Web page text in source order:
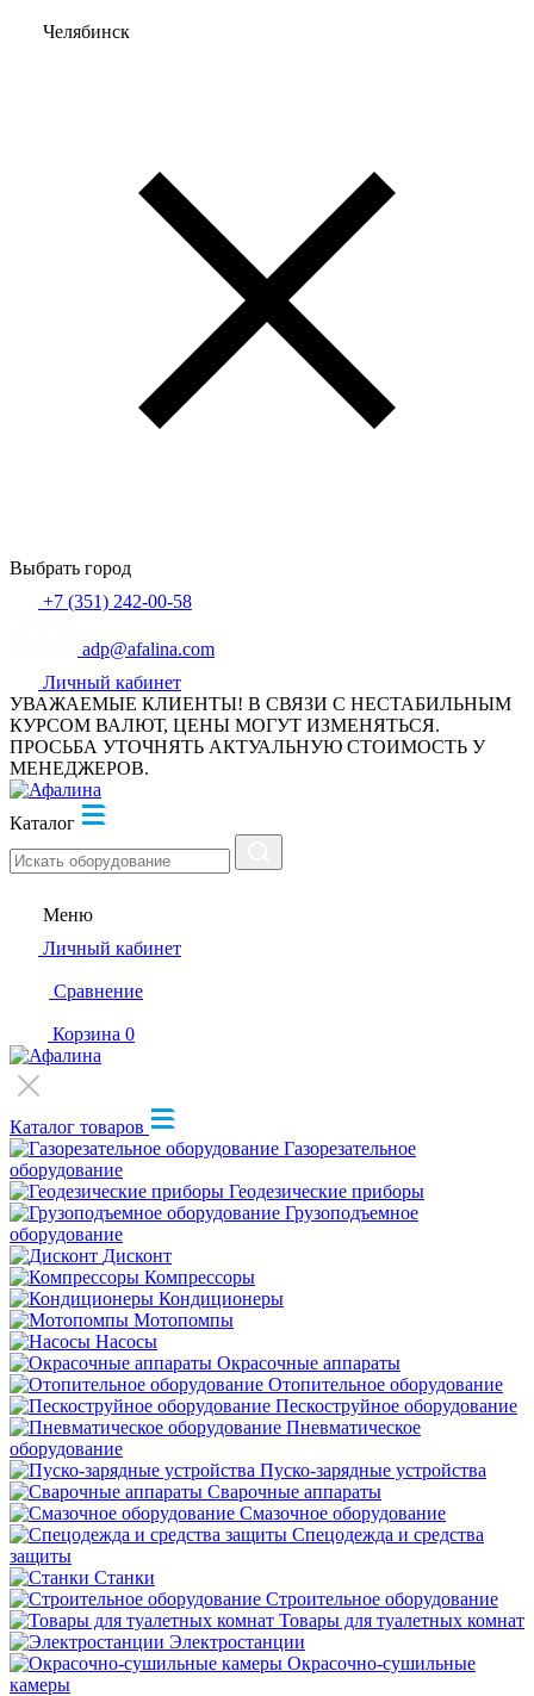
Челябинск
Выбрать город
+7 (351) 242-00-58
adp@afalina.com
Личный кабинет
УВАЖАЕМЫЕ КЛИЕНТЫ! В СВЯЗИ С НЕСТАБИЛЬНЫМ
КУРСОМ ВАЛЮТ, ЦЕНЫ МОГУТ ИЗМЕНЯТЬСЯ.
ПРОСЬБА УТОЧНЯТЬ АКТУАЛЬНУЮ СТОИМОСТЬ У
МЕНЕДЖЕРОВ.
Каталог
Меню
Личный кабинет
Сравнение
Корзина 0
Каталог товаров
Газорезательное
оборудование
Геодезические приборы
Грузоподъемное
оборудование
Дисконт
Компрессоры
Кондиционеры
Мотопомпы
Насосы
Окрасочные аппараты
Отопительное оборудование
Пескоструйное оборудование
Пневматическое
оборудование
Пуско-зарядные устройства
Сварочные аппараты
Смазочное оборудование
Спецодежда и средства
защиты
Станки
Строительное оборудование
Товары для туалетных комнат
Электростанции
Окрасочно-сушильные
камеры